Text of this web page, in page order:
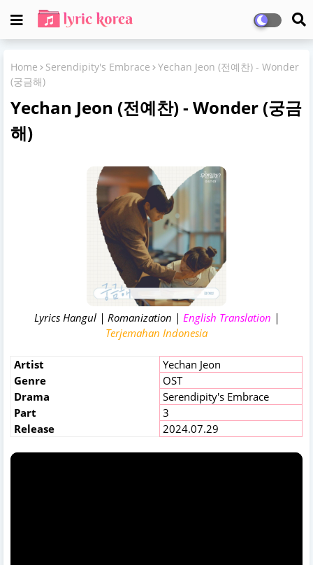
Home Serendipity's Embrace
Yechan Jeon (전예찬) - Wonder
(궁금해)
Yechan Jeon (전예찬) - Wonder (궁금
해)
Lyrics Hangul | Romanization | English Translation |
Terjemahan Indonesia
Artist
Yechan Jeon
Genre
OST
Drama
Serendipity's Embrace
Part
3
Release
2024.07.29